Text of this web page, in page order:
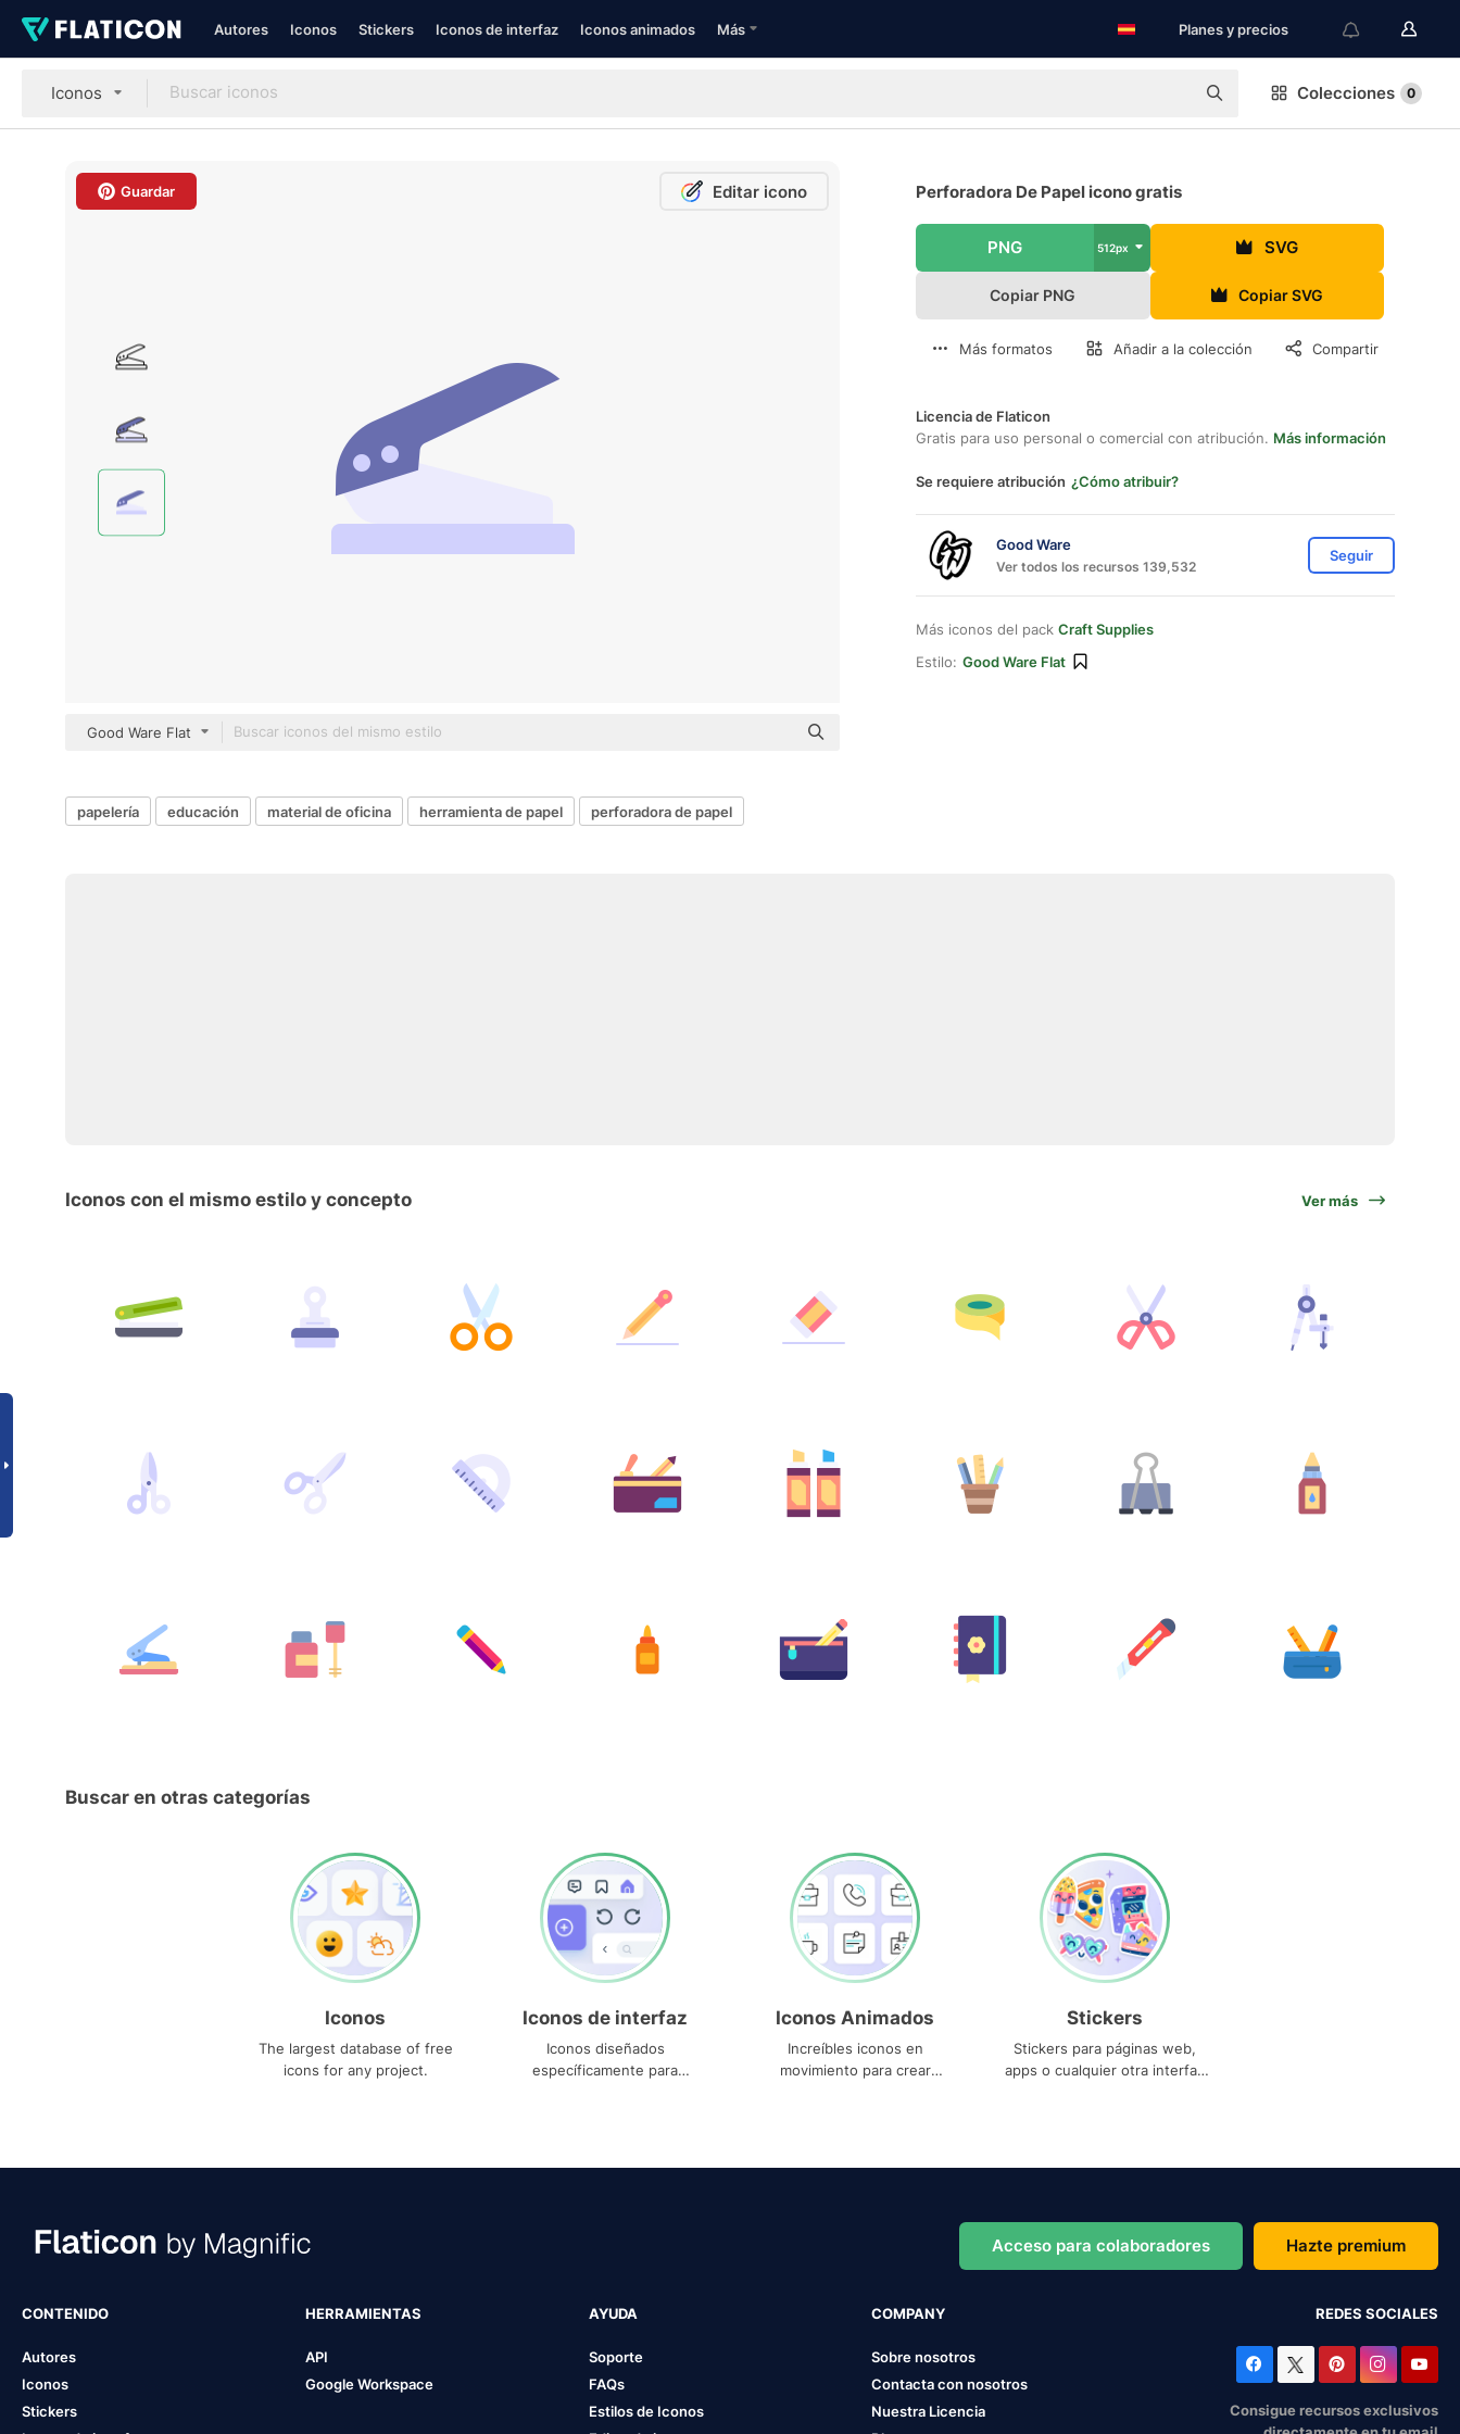
Autores Iconos Stickers Iconos de interfaz Iconos animados Más Planes y precios
Iconos Colecciones 0
Guardar Editar icono
Good Ware Flat
Perforadora De Papel icono gratis
PNG 512px SVG
Copiar PNG Copiar SVG
Más formatos Añadir a la colección Compartir
Licencia de Flaticon
Gratis para uso personal o comercial con atribución. Más información
Se requiere atribución ¿Cómo atribuir?
Good Ware
Ver todos los recursos 139,532
Seguir
Más iconos del pack Craft Supplies
Estilo: Good Ware Flat
papelería educación material de oficina herramienta de papel perforadora de papel
Iconos con el mismo estilo y concepto Ver más
Buscar en otras categorías
Iconos
The largest database of free
icons for any project.
Iconos de interfaz
Iconos diseñados
específicamente para
Iconos Animados
Increíbles iconos en
movimiento para crear
Stickers
Stickers para páginas web,
apps o cualquier otra interfaz
Acceso para colaboradores Hazte premium
CONTENIDO
Autores
Iconos
Stickers
HERRAMIENTAS
API
Google Workspace
AYUDA
Soporte
FAQs
Estilos de Iconos
COMPANY
Sobre nosotros
Contacta con nosotros
Nuestra Licencia
REDES SOCIALES
Consigue recursos exclusivos